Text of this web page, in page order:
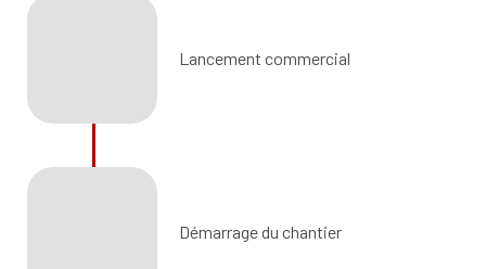
Lancement commercial
Démarrage du chantier